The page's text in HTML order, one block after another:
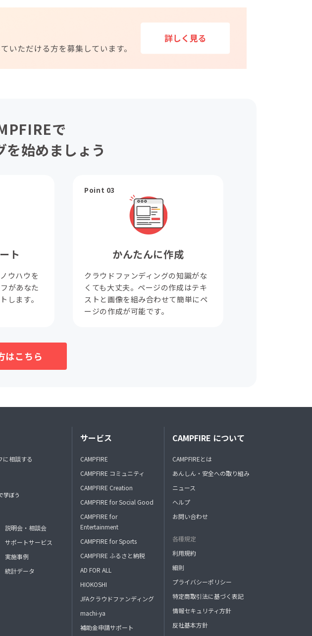
で
を始めましょう
ト
ウハウを
があなた
します。
Point 03
かんたんに作成
クラウドファンディングの知識がな
くても大丈夫。ページの作成はテキ
ストと画像を組み合わせて簡単にペ
ージの作成が可能です。
はこちら
に相談する
学ぼう
説明会・相談会
サポートサービス
実施事例
統計データ
サービス
CAMPFIRE
CAMPFIRE コミュニティ
CAMPFIRE Creation
CAMPFIRE for Social Good
CAMPFIRE for
Entertainment
CAMPFIRE for Sports
CAMPFIRE ふるさと納税
AD FOR ALL
HIOKOSHI
JFAクラウドファンディング
machi-ya
補助金申請サポート
CAMPFIRE について
CAMPFIREとは
あんしん・安全への取り組み
ニュース
ヘルプ
お問い合わせ
各種規定
利用規約
細則
プライバシーポリシー
特定商取引法に基づく表記
情報セキュリティ方針
反社基本方針